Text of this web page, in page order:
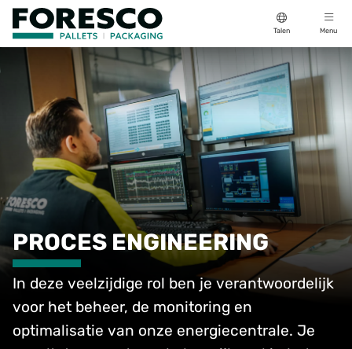
Talen Menu
PROCES ENGINEERING
In deze veelzijdige rol ben je verantwoordelijk
voor het beheer, de monitoring en
optimalisatie van onze energiecentrale. Je